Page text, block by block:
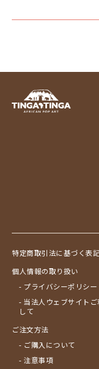
特定商取引法に基づく表
個人情報の取り扱い
- プライバシーポリシー
- 当法人ウェブサイト
して
ご注文方法
- ご購入について
- 注意事項